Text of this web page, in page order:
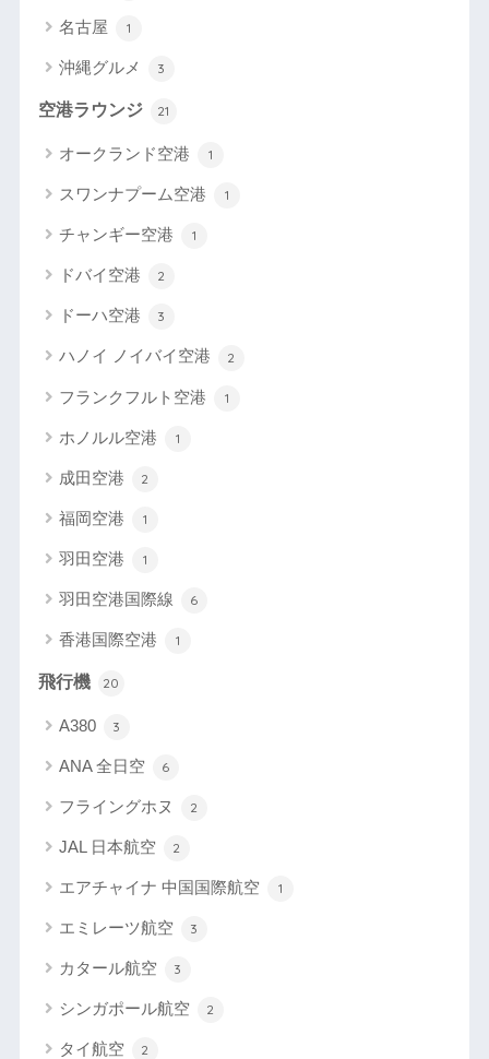
名古屋 1
沖縄グルメ 3
空港ラウンジ 21
オークランド空港 1
スワンナプーム空港 1
チャンギー空港 1
ドバイ空港 2
ドーハ空港 3
ハノイ ノイバイ空港 2
フランクフルト空港 1
ホノルル空港 1
成田空港 2
福岡空港 1
羽田空港 1
羽田空港国際線 6
香港国際空港 1
飛行機 20
A380 3
ANA 全日空 6
フライングホヌ 2
JAL 日本航空 2
エアチャイナ 中国国際航空 1
エミレーツ航空 3
カタール航空 3
シンガポール航空 2
タイ航空 2